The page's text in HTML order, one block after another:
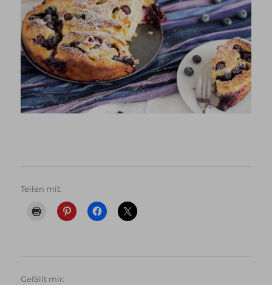
Teilen mit:
Gefällt mir: